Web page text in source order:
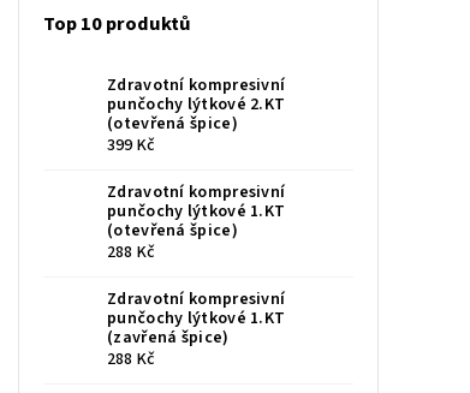
Top 10 produktů
Zdravotní kompresivní
punčochy lýtkové 2.KT
(otevřená špice)
399 Kč
Zdravotní kompresivní
punčochy lýtkové 1.KT
(otevřená špice)
288 Kč
Zdravotní kompresivní
punčochy lýtkové 1.KT
(zavřená špice)
288 Kč